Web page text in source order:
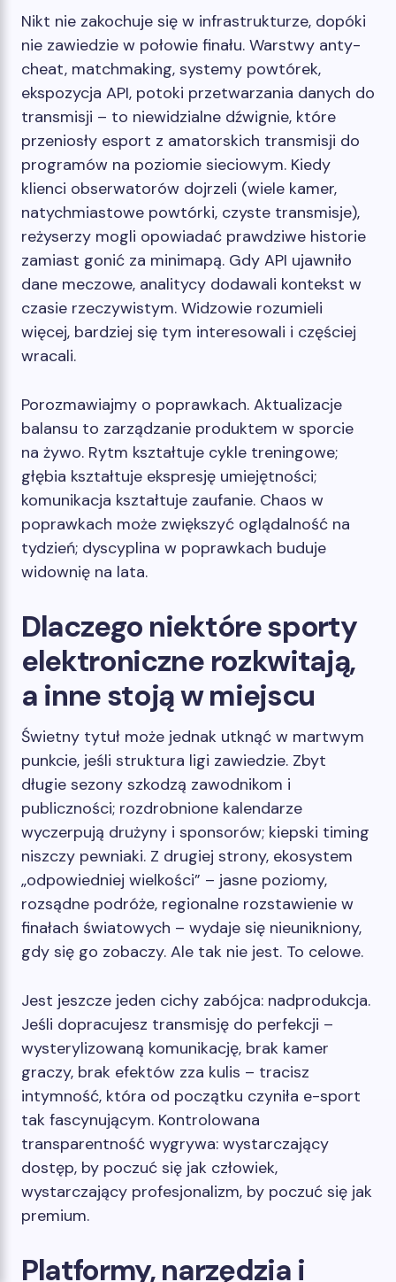
Nikt nie zakochuje się w infrastrukturze, dopóki
nie zawiedzie w połowie finału. Warstwy anty-
cheat, matchmaking, systemy powtórek,
ekspozycja API, potoki przetwarzania danych do
transmisji – to niewidzialne dźwignie, które
przeniosły esport z amatorskich transmisji do
programów na poziomie sieciowym. Kiedy
klienci obserwatorów dojrzeli (wiele kamer,
natychmiastowe powtórki, czyste transmisje),
reżyserzy mogli opowiadać prawdziwe historie
zamiast gonić za minimapą. Gdy API ujawniło
dane meczowe, analitycy dodawali kontekst w
czasie rzeczywistym. Widzowie rozumieli
więcej, bardziej się tym interesowali i częściej
wracali.
Porozmawiajmy o poprawkach. Aktualizacje
balansu to zarządzanie produktem w sporcie
na żywo. Rytm kształtuje cykle treningowe;
głębia kształtuje ekspresję umiejętności;
komunikacja kształtuje zaufanie. Chaos w
poprawkach może zwiększyć oglądalność na
tydzień; dyscyplina w poprawkach buduje
widownię na lata.
Dlaczego niektóre sporty
elektroniczne rozkwitają,
a inne stoją w miejscu
Świetny tytuł może jednak utknąć w martwym
punkcie, jeśli struktura ligi zawiedzie. Zbyt
długie sezony szkodzą zawodnikom i
publiczności; rozdrobnione kalendarze
wyczerpują drużyny i sponsorów; kiepski timing
niszczy pewniaki. Z drugiej strony, ekosystem
„odpowiedniej wielkości” – jasne poziomy,
rozsądne podróże, regionalne rozstawienie w
finałach światowych – wydaje się nieunikniony,
gdy się go zobaczy. Ale tak nie jest. To celowe.
Jest jeszcze jeden cichy zabójca: nadprodukcja.
Jeśli dopracujesz transmisję do perfekcji –
wysterylizowaną komunikację, brak kamer
graczy, brak efektów zza kulis – tracisz
intymność, która od początku czyniła e-sport
tak fascynującym. Kontrolowana
transparentność wygrywa: wystarczający
dostęp, by poczuć się jak człowiek,
wystarczający profesjonalizm, by poczuć się jak
premium.
Platformy, narzędzia i